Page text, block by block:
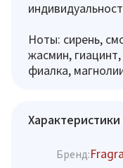
Ноты: сирень,
жасмин,
фиалка,
Характеристики
Бренд: